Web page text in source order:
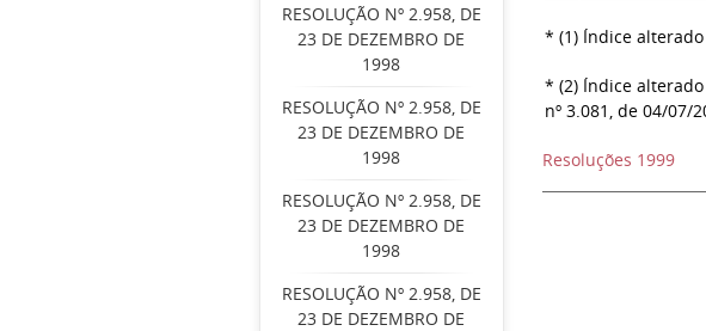
RESOLUÇÃO Nº 2.958, DE
23 DE DEZEMBRO DE
1998
RESOLUÇÃO Nº 2.958, DE
23 DE DEZEMBRO DE
1998
RESOLUÇÃO Nº 2.958, DE
23 DE DEZEMBRO DE
1998
RESOLUÇÃO Nº 2.958, DE
23 DE DEZEMBRO DE
* (1) Índice alterado
* (2) Índice alterado
nº 3.081, de 04/07/
Resoluções 1999